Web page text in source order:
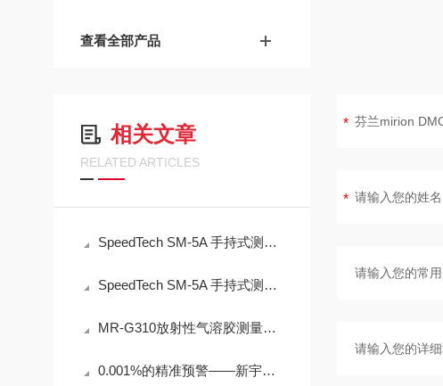
查看全部产品
相关文章
RELATED ARTICLES
SpeedTech SM-5A 手持式测深仪操作误差来源与现场应用技术规范
SpeedTech SM-5A 手持式测深仪声学测量原理与性能分析
MR-G310放射性气溶胶测量仪：IP65防护与-40℃~+50℃宽温工作能力
0.001%的精准预警——新宇宙COSMOS铁粉浓度计SDM-72守护齿轮箱健康